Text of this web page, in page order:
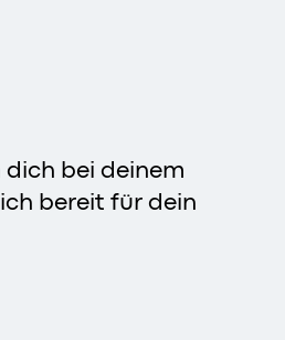
bei deinem
bereit für dein